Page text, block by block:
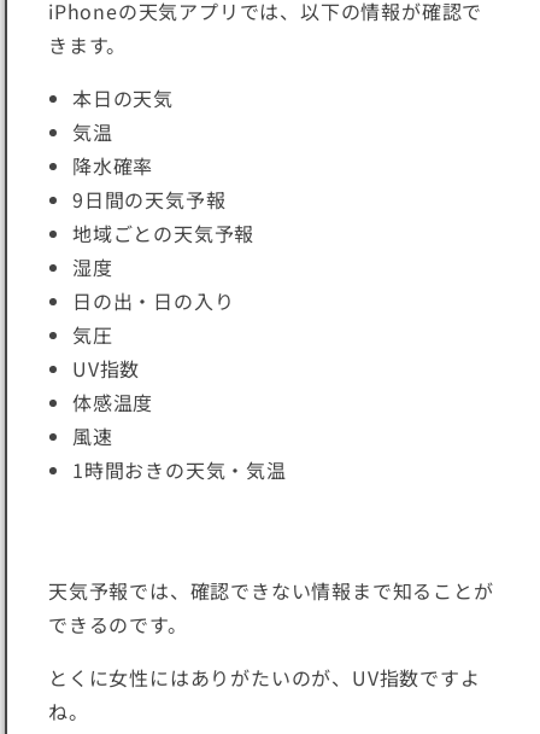
iPhoneの天気アプリでは、以下の情報が確認で
きます。
本日の天気
気温
降水確率
9日間の天気予報
地域ごとの天気予報
湿度
日の出・日の入り
気圧
UV指数
体感温度
風速
1時間おきの天気・気温
天気予報では、確認できない情報まで知ることが
できるのです。
とくに女性にはありがたいのが、UV指数ですよ
ね。